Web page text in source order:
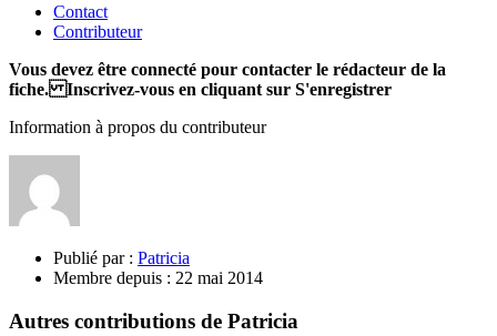
Contact
Contributeur
Vous devez être connecté pour contacter le rédacteur de la
fiche. Inscrivez-vous en cliquant sur S'enregistrer
Information à propos du contributeur
Publié par : Patricia
Membre depuis : 22 mai 2014
Autres contributions de Patricia